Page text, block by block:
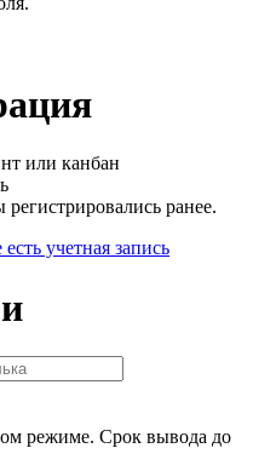
или канбан
ранее.
учетная запись
режиме. Срок вывода до